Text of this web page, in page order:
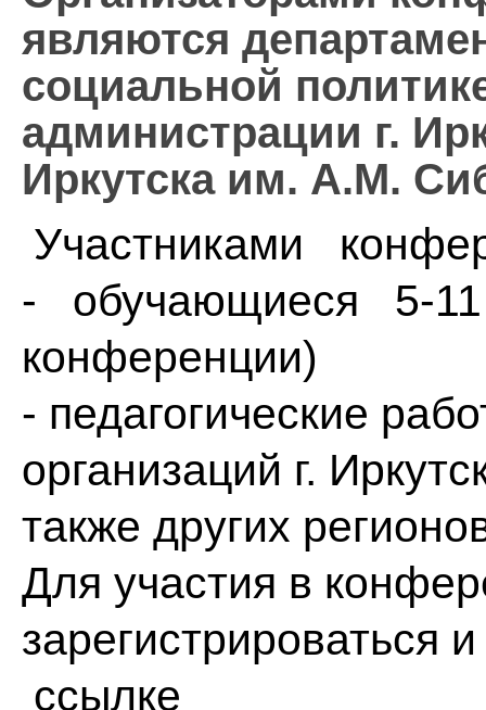
являются
социальной
администрации г.
Иркутска им. А.М.
Участниками
- обучающиеся 5-11
конференции)
- педагогические
организаций г.
также других
Для участия в
зарегистрироваться
ссылке